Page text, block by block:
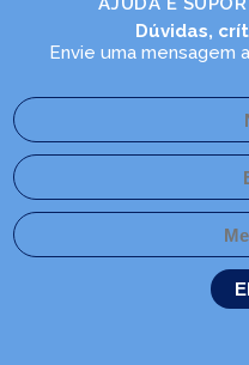
Dúvidas,
Envie uma mensagem